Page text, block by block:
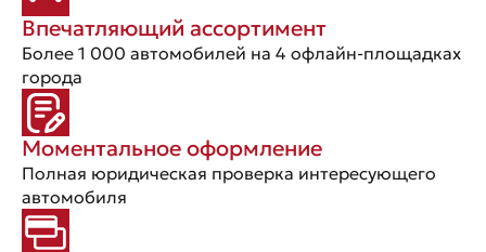
Впечатляющий ассортимент
Более 1 000 автомобилей на 4 офлайн-площадках
города
Моментальное оформление
Полная юридическая проверка интересующего
автомобиля